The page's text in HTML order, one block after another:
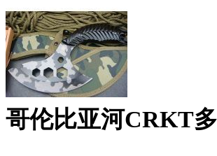
哥伦比亚河CRKT